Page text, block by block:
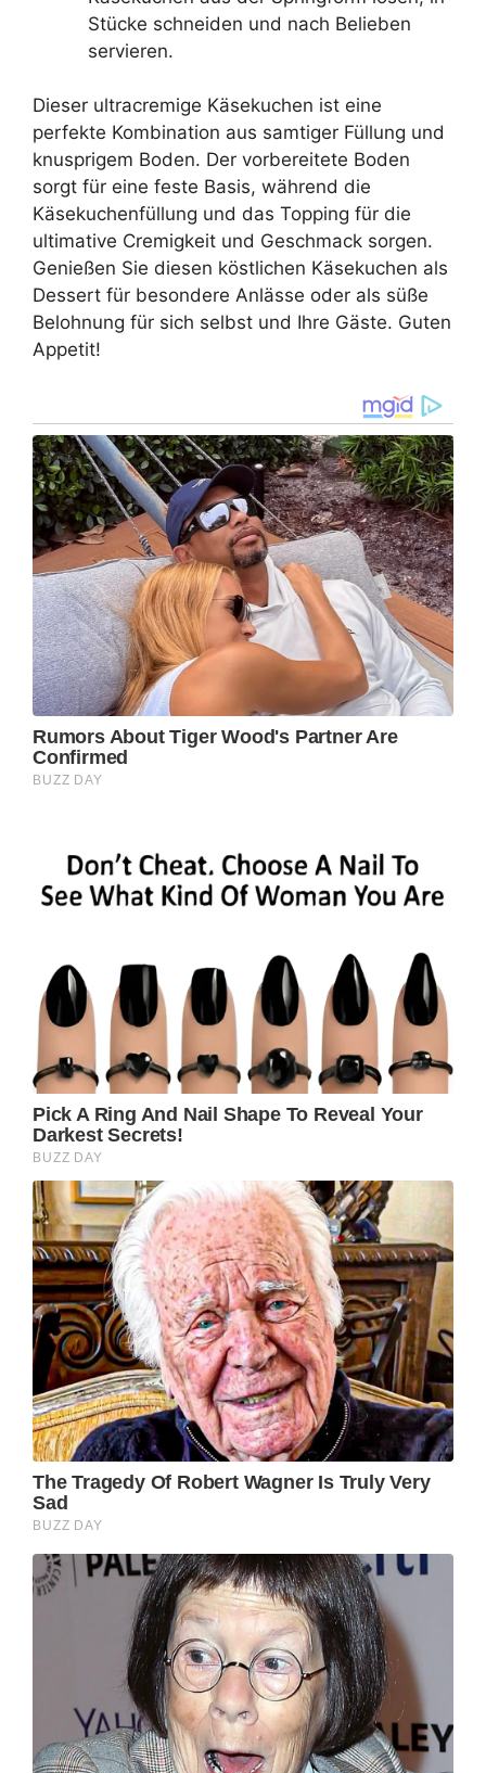
Stücke schneiden und nach Belieben
servieren.
Dieser ultracremige Käsekuchen ist eine
perfekte Kombination aus samtiger Füllung und
knusprigem Boden. Der vorbereitete Boden
sorgt für eine feste Basis, während die
Käsekuchenfüllung und das Topping für die
ultimative Cremigkeit und Geschmack sorgen.
Genießen Sie diesen köstlichen Käsekuchen als
Dessert für besondere Anlässe oder als süße
Belohnung für sich selbst und Ihre Gäste. Guten
Appetit!